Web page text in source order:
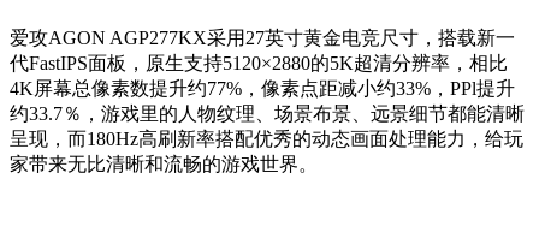
爱攻AGON AGP277KX采用27英寸黄金电竞尺寸，搭载新一
代FastIPS面板，原生支持5120×2880的5K超清分辨率，相比
4K屏幕总像素数提升约77%，像素点距减小约33%，PPl提升
约33.7％，游戏里的人物纹理、场景布景、远景细节都能清晰
呈现，而180Hz高刷新率搭配优秀的动态画面处理能力，给玩
家带来无比清晰和流畅的游戏世界。